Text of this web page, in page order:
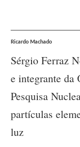
Ricardo Machado
Sérgio Ferraz
e integrante da
Pesquisa
partículas
luz